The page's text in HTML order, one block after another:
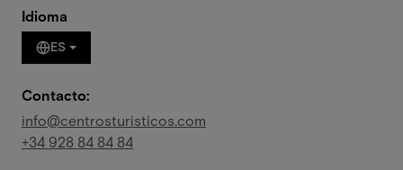
Idioma
ES
Contacto:
info@centrosturisticos.com
+34 928 84 84 84